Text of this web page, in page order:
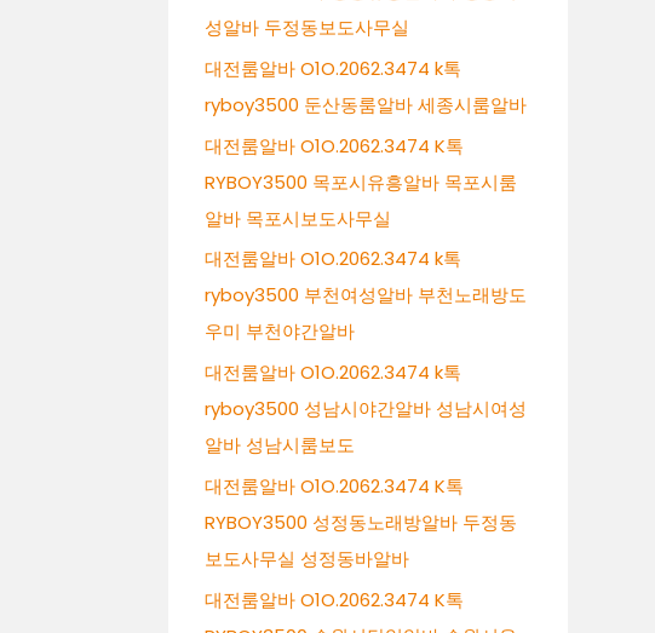
성알바 두정동보도사무실
대전룸알바 O1O.2062.3474 k톡
ryboy3500 둔산동룸알바 세종시룸알바
대전룸알바 O1O.2062.3474 K톡
RYBOY3500 목포시유흥알바 목포시룸
알바 목포시보도사무실
대전룸알바 O1O.2062.3474 k톡
ryboy3500 부천여성알바 부천노래방도
우미 부천야간알바
대전룸알바 O1O.2062.3474 k톡
ryboy3500 성남시야간알바 성남시여성
알바 성남시룸보도
대전룸알바 O1O.2062.3474 K톡
RYBOY3500 성정동노래방알바 두정동
보도사무실 성정동바알바
대전룸알바 O1O.2062.3474 K톡